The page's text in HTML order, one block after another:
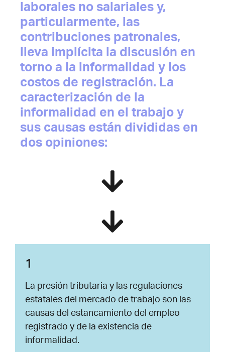
laborales no salariales y,
particularmente, las
contribuciones patronales,
lleva implícita la discusión en
torno a la informalidad y los
costos de registración. La
caracterización de la
informalidad en el trabajo y
sus causas están divididas en
dos opiniones:
1
La presión tributaria y las regulaciones
estatales del mercado de trabajo son las
causas del estancamiento del empleo
registrado y de la existencia de
informalidad.